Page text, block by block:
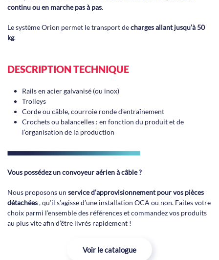
continu ou en marche pas à pas.
Le système Orion permet le transport decharges allant jusqu’à 50
kg.
DESCRIPTION TECHNIQUE
Rails en acier galvanisé (ou inox)
Trolleys
Corde ou câble, courroie ronde d’entraînement
Crochets ou balancelles : en fonction du produit et de
l’organisation de la production
Vous possédez un convoyeur aérien à câble ?
Nous proposons un service d’approvisionnement pour vos pièces
détachées, qu’il s’agisse d’une installation OCA ou non. Faites votre
choix parmi l’ensemble des références et commandez vos produits
au plus vite afin d’être livrés rapidement !
Voir le catalogue